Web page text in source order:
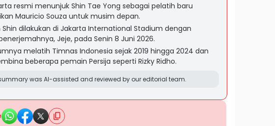
resmi menunjuk Shin Tae Yong sebagai pelatih baru
Mauricio Souza untuk musim depan.
Shin dilakukan di Jakarta International Stadium dengan
Jeje, pada Senin 8 Juni 2026.
melatih Timnas Indonesia sejak 2019 hingga 2024 dan
beberapa pemain Persija seperti Rizky Ridho.
was AI-assisted and reviewed by our editorial team.